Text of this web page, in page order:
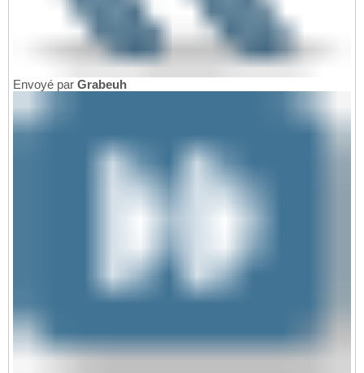
Envoyé par Grabeuh